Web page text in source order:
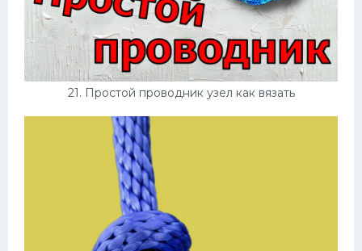
21. Простой проводник узел как вязать